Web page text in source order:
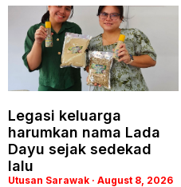
Legasi keluarga
harumkan nama Lada
Dayu sejak sedekad
lalu
Utusan Sarawak August 8, 2026